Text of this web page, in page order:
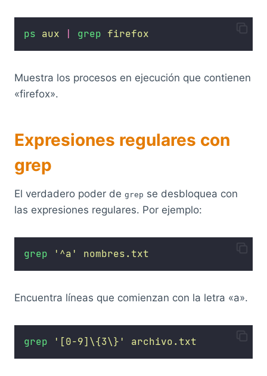
ps aux | grep firefox
Muestra los procesos en ejecución que contienen
«firefox».
Expresiones regulares con
grep
El verdadero poder de grep se desbloquea con
las expresiones regulares. Por ejemplo:
grep ' ^a ' nombres.txt
Encuentra líneas que comienzan con la letra «a».
grep ' [0-9]\{3\} ' archivo.txt